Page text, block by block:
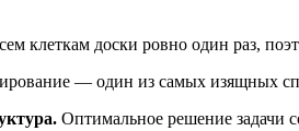
клеткам доски ровно один раз,
— один из самых изящных
Оптимальное решение задачи